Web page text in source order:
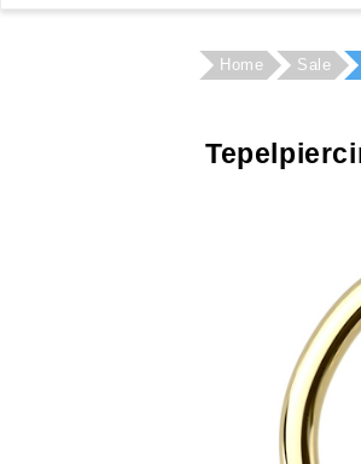
Home Sale